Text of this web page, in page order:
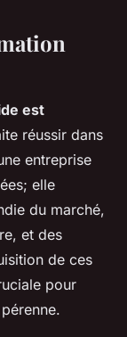
est
réussir dans
entreprise
elle
du marché,
et des
de ces
pour